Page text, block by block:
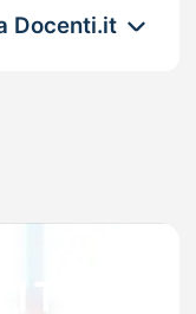
Docenti.it